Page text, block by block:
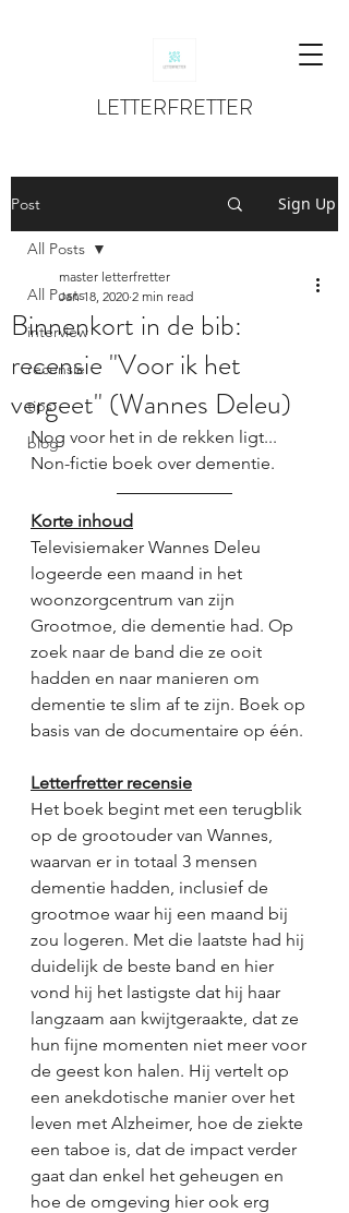
LETTERFRETTER
Post Sign Up
All Posts
interview
recensie
tips
blog
All Posts
Binnenkort in de bib:
recensie "Voor ik het
vergeet" (Wannes Deleu)
master letterfretter
Jan 18, 2020 2 min read
Nog voor het in de rekken ligt...
Non-fictie boek over dementie.
Korte inhoud
Televisiemaker Wannes Deleu
logeerde een maand in het
woonzorgcentrum van zijn
Grootmoe, die dementie had. Op
zoek naar de band die ze ooit
hadden en naar manieren om
dementie te slim af te zijn. Boek op
basis van de documentaire op één.
Letterfretter recensie
Het boek begint met een terugblik
op de grootouder van Wannes,
waarvan er in totaal 3 mensen
dementie hadden, inclusief de
grootmoe waar hij een maand bij
zou logeren. Met die laatste had hij
duidelijk de beste band en hier
vond hij het lastigste dat hij haar
langzaam aan kwijtgeraakte, dat ze
hun fijne momenten niet meer voor
de geest kon halen. Hij vertelt op
een anekdotische manier over het
leven met Alzheimer, hoe de ziekte
een taboe is, dat de impact verder
gaat dan enkel het geheugen en
hoe de omgeving hier ook erg